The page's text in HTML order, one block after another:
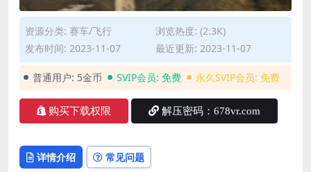
资源分类: 赛车/飞行
浏览热度: (2.3K)
发布时间: 2023-11-07
最近更新: 2023-11-07
普通用户: 5金币 SVIP会员: 免费 永久SVIP会员: 免费
购买下载权限 解压密码：678vr.com
详情介绍 常见问题